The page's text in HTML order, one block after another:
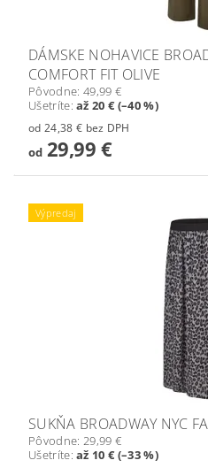
DÁMSKE NOHAVICE
COMFORT FIT OLIVE
Pôvodne: 49,99 €
Ušetríte:až 20 € (–40 %)
od 24,38 € bez DPH
od29,99 €
Výpredaj
SUKŇA BROADWAY NYC
Pôvodne: 29,99 €
Ušetríte:až 10 € (–33 %)